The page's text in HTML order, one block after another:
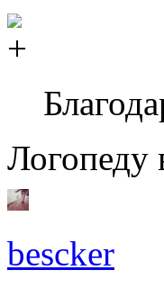
Логопеду
bescker